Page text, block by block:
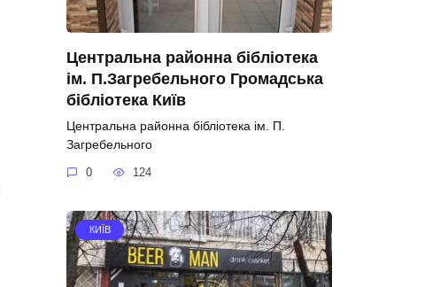
Центральна районна бібліотека
ім. П.Загребельного Громадська
бібліотека Київ
Центральна районна бібліотека ім. П.
Загребельного
0 124
КИЇВ